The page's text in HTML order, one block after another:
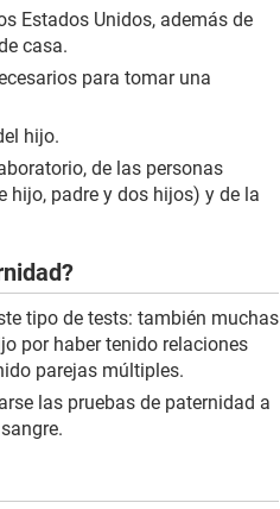
Estados Unidos, además de
casa.
para tomar una
hijo.
de las personas
hijo, padre y dos hijos) y de la
tipo de tests: también muchas
por haber tenido relaciones
parejas múltiples.
las pruebas de paternidad a